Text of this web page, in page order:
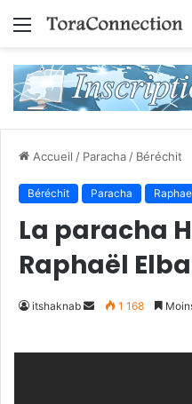
Menu
Accueil / Paracha / Béréchit
Béréchit Paracha
La paracha
Raphaël
itshaknab
Envoyer
1 168